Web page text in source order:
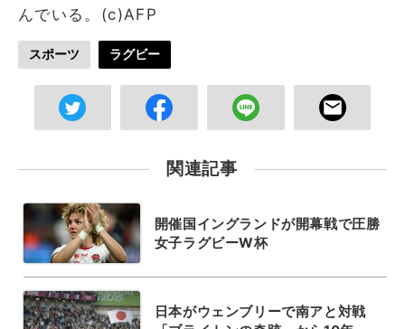
んでいる。(c)AFP
スポーツ ラグビー
関連記事
開催国イングランドが開幕戦で圧勝
女子ラグビーW杯
日本がウェンブリーで南アと対戦